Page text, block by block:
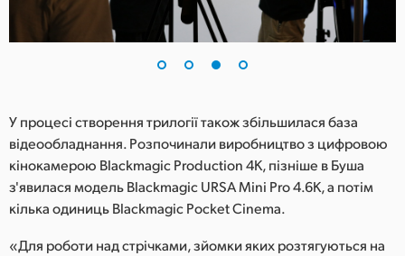
У процесі створення трилогії також збільшилася база
відеообладнання. Розпочинали виробництво з цифровою
кінокамерою Blackmagic Production 4K, пізніше в Буша
з'явилася модель Blackmagic URSA Mini Pro 4.6K, а потім
кілька одиниць Blackmagic Pocket Cinema.
«Для роботи над стрічками, зйомки яких розтягуються на